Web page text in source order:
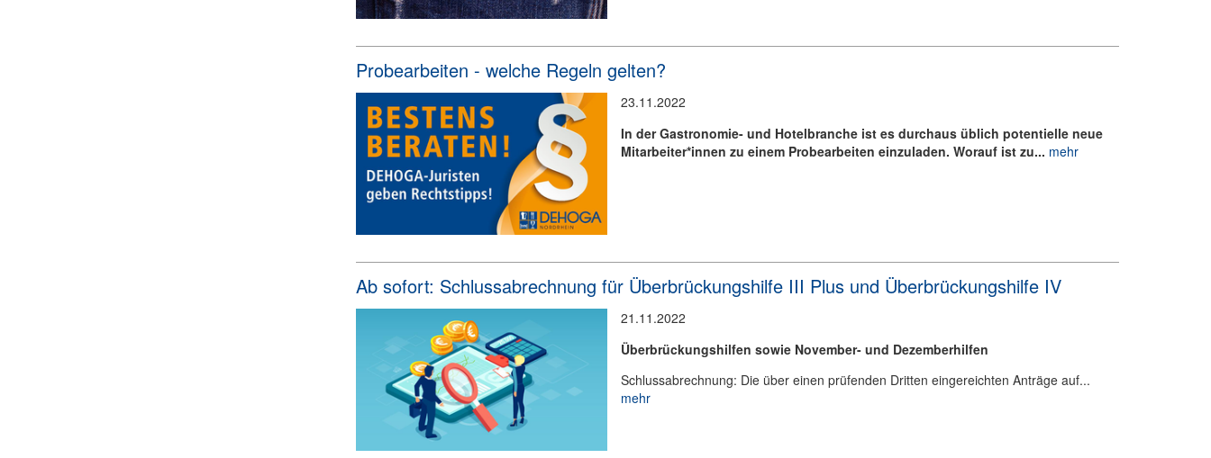
Probearbeiten - welche Regeln gelten?
23.11.2022
In der Gastronomie- und Hotelbranche ist es durchaus üblich potentielle neue
Mitarbeiter*innen zu einem Probearbeiten einzuladen. Worauf ist zu... mehr
Ab sofort: Schlussabrechnung für Überbrückungshilfe III Plus und Überbrückungshilfe IV
21.11.2022
Überbrückungshilfen sowie November- und Dezemberhilfen
Schlussabrechnung: Die über einen prüfenden Dritten eingereichten Anträge auf...
mehr